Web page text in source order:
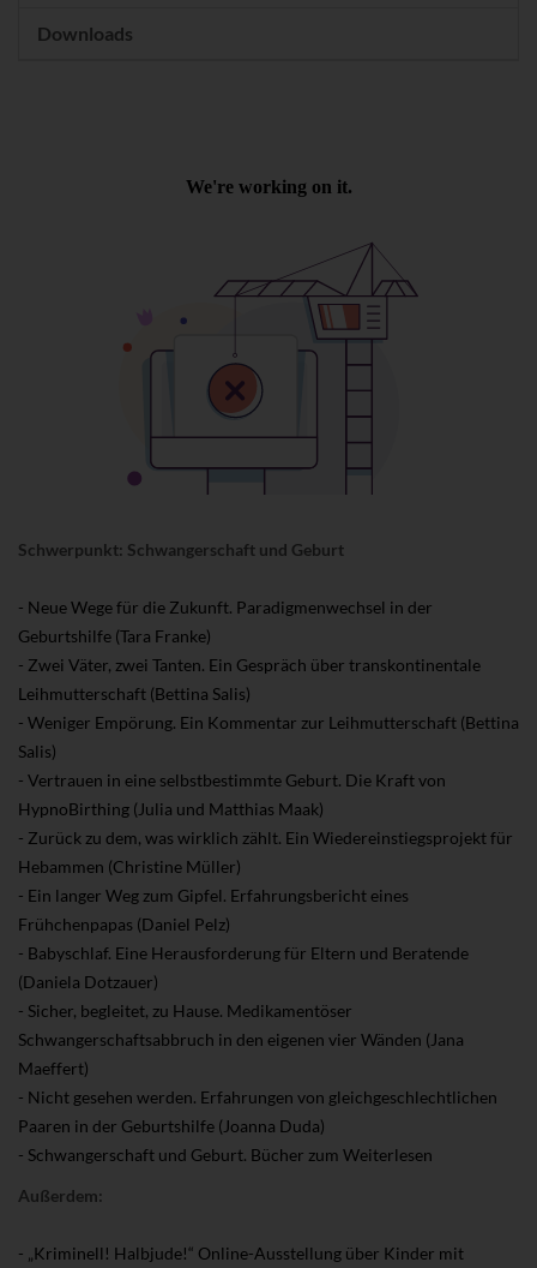
Downloads
Schwerpunkt: Schwangerschaft und Geburt
- Neue Wege für die Zukunft. Paradigmenwechsel in der
Geburtshilfe (Tara Franke)
- Zwei Väter, zwei Tanten. Ein Gespräch über transkontinentale
Leihmutterschaft (Bettina Salis)
- Weniger Empörung. Ein Kommentar zur Leihmutterschaft (Bettina
Salis)
- Vertrauen in eine selbstbestimmte Geburt. Die Kraft von
HypnoBirthing (Julia und Matthias Maak)
- Zurück zu dem, was wirklich zählt. Ein Wiedereinstiegsprojekt für
Hebammen (Christine Müller)
- Ein langer Weg zum Gipfel. Erfahrungsbericht eines
Frühchenpapas (Daniel Pelz)
- Babyschlaf. Eine Herausforderung für Eltern und Beratende
(Daniela Dotzauer)
- Sicher, begleitet, zu Hause. Medikamentöser
Schwangerschaftsabbruch in den eigenen vier Wänden (Jana
Maeffert)
- Nicht gesehen werden. Erfahrungen von gleichgeschlechtlichen
Paaren in der Geburtshilfe (Joanna Duda)
- Schwangerschaft und Geburt. Bücher zum Weiterlesen
Außerdem:
- „Kriminell! Halbjude!“ Online-Ausstellung über Kinder mit